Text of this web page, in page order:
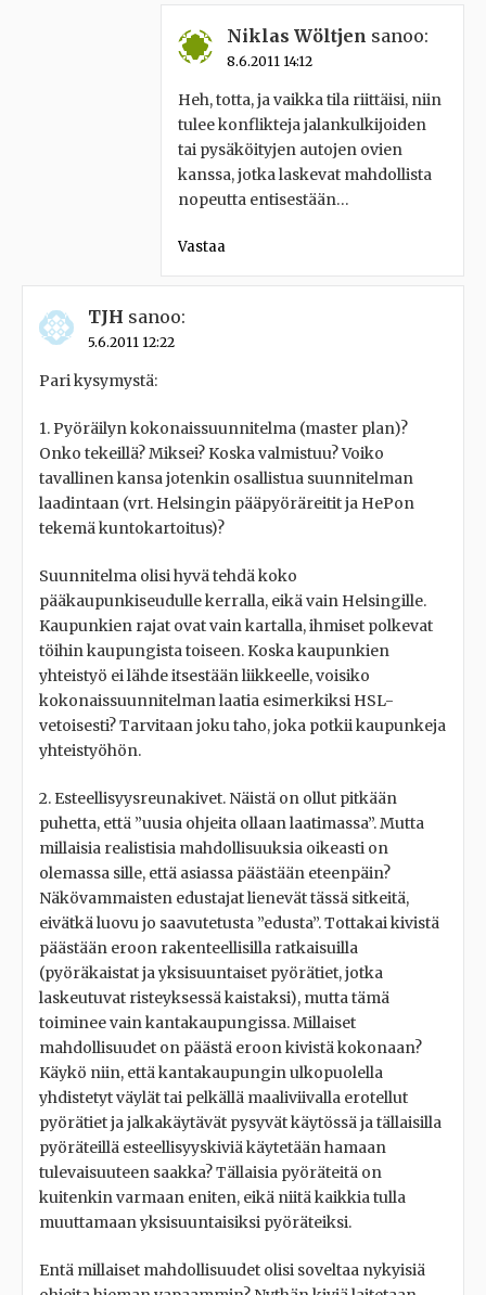
Niklas Wöltjen sanoo:
8.6.2011 14:12
Heh, totta, ja vaikka tila riittäisi, niin
tulee konflikteja jalankulkijoiden
tai pysäköityjen autojen ovien
kanssa, jotka laskevat mahdollista
nopeutta entisestään…
Vastaa
TJH sanoo:
5.6.2011 12:22
Pari kysymystä:
1. Pyöräilyn kokonaissuunnitelma (master plan)?
Onko tekeillä? Miksei? Koska valmistuu? Voiko
tavallinen kansa jotenkin osallistua suunnitelman
laadintaan (vrt. Helsingin pääpyöräreitit ja HePon
tekemä kuntokartoitus)?
Suunnitelma olisi hyvä tehdä koko
pääkaupunkiseudulle kerralla, eikä vain Helsingille.
Kaupunkien rajat ovat vain kartalla, ihmiset polkevat
töihin kaupungista toiseen. Koska kaupunkien
yhteistyö ei lähde itsestään liikkeelle, voisiko
kokonaissuunnitelman laatia esimerkiksi HSL-
vetoisesti? Tarvitaan joku taho, joka potkii kaupunkeja
yhteistyöhön.
2. Esteellisyysreunakivet. Näistä on ollut pitkään
puhetta, että ”uusia ohjeita ollaan laatimassa”. Mutta
millaisia realistisia mahdollisuuksia oikeasti on
olemassa sille, että asiassa päästään eteenpäin?
Näkövammaisten edustajat lienevät tässä sitkeitä,
eivätkä luovu jo saavutetusta ”edusta”. Tottakai kivistä
päästään eroon rakenteellisilla ratkaisuilla
(pyöräkaistat ja yksisuuntaiset pyörätiet, jotka
laskeutuvat risteyksessä kaistaksi), mutta tämä
toiminee vain kantakaupungissa. Millaiset
mahdollisuudet on päästä eroon kivistä kokonaan?
Käykö niin, että kantakaupungin ulkopuolella
yhdistetyt väylät tai pelkällä maaliviivalla erotellut
pyörätiet ja jalkakäytävät pysyvät käytössä ja tällaisilla
pyöräteillä esteellisyyskiviä käytetään hamaan
tulevaisuuteen saakka? Tällaisia pyöräteitä on
kuitenkin varmaan eniten, eikä niitä kaikkia tulla
muuttamaan yksisuuntaisiksi pyöräteiksi.
Entä millaiset mahdollisuudet olisi soveltaa nykyisiä